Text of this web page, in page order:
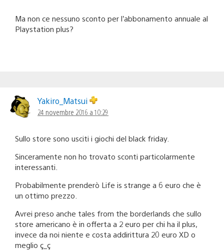
Ma non ce nessuno sconto per l’abbonamento annuale al
Playstation plus?
Yakiro_Matsui
24 novembre 2016 a 10:29
Sullo store sono usciti i giochi del black friday.
Sinceramente non ho trovato sconti particolarmente
interessanti.
Probabilmente prenderò Life is strange a 6 euro che è
un ottimo prezzo.
Avrei preso anche tales from the borderlands che sullo
store americano è in offerta a 2 euro per chi ha il plus,
invece da noi niente e costa addirittura 20 euro XD o
meglio ç_ç